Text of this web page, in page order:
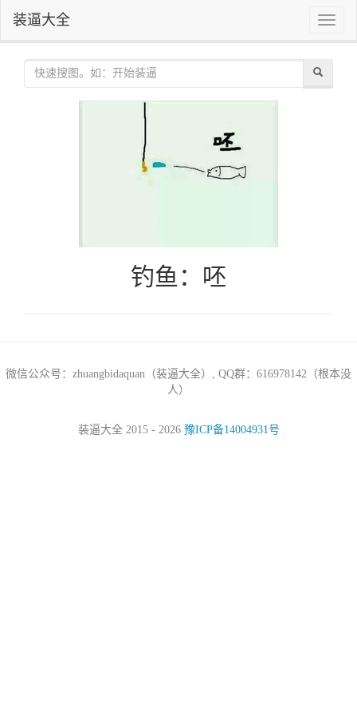
Toggle
装逼大全
钓鱼：呸
微信公众号：zhuangbidaquan（装逼大全）, QQ群：616978142（根本没
人）
装逼大全 2015 - 2026 豫ICP备14004931号